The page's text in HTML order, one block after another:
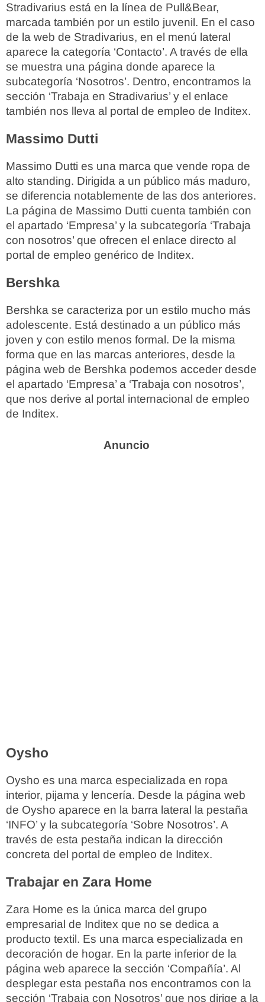
Stradivarius está en la línea de Pull&Bear,
marcada también por un estilo juvenil. En el caso
de la web de Stradivarius, en el menú lateral
aparece la categoría ‘Contacto’. A través de ella
se muestra una página donde aparece la
subcategoría ‘Nosotros’. Dentro, encontramos la
sección ‘Trabaja en Stradivarius’ y el enlace
también nos lleva al portal de empleo de Inditex.
Massimo Dutti
Massimo Dutti es una marca que vende ropa de
alto standing. Dirigida a un público más maduro,
se diferencia notablemente de las dos anteriores.
La página de Massimo Dutti cuenta también con
el apartado ‘Empresa’ y la subcategoría ‘Trabaja
con nosotros’ que ofrecen el enlace directo al
portal de empleo genérico de Inditex.
Bershka
Bershka se caracteriza por un estilo mucho más
adolescente. Está destinado a un público más
joven y con estilo menos formal. De la misma
forma que en las marcas anteriores, desde la
página web de Bershka podemos acceder desde
el apartado ‘Empresa’ a ‘Trabaja con nosotros’,
que nos derive al portal internacional de empleo
de Inditex.
Oysho
Oysho es una marca especializada en ropa
interior, pijama y lencería. Desde la página web
de Oysho aparece en la barra lateral la pestaña
‘INFO’ y la subcategoría ‘Sobre Nosotros’. A
través de esta pestaña indican la dirección
concreta del portal de empleo de Inditex.
Trabajar en Zara Home
Zara Home es la única marca del grupo
empresarial de Inditex que no se dedica a
producto textil. Es una marca especializada en
decoración de hogar. En la parte inferior de la
página web aparece la sección ‘Compañía’. Al
desplegar esta pestaña nos encontramos con la
sección ‘Trabaja con Nosotros’ que nos dirige a la